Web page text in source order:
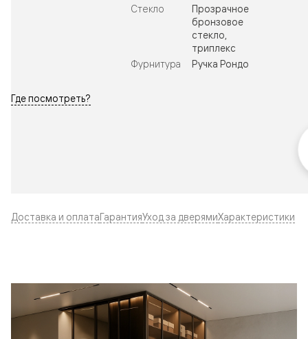
Стекло
Прозрачное
бронзовое
стекло,
триплекс
Фурнитура
Ручка Рондо
Где посмотреть?
Доставка и оплатаГарантияУход за дверямиХарактеристики